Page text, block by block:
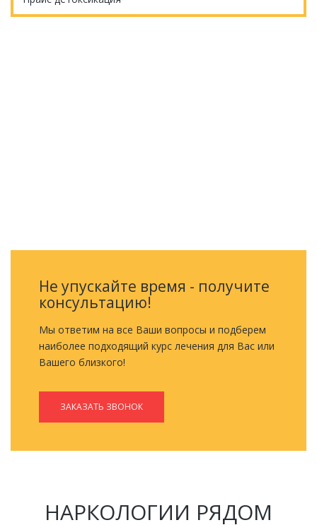
Не упускайте время - получите
консультацию!
Мы ответим на все Ваши вопросы и подберем
наиболее подходящий курс лечения для Вас или
Вашего близкого!
ЗАКАЗАТЬ ЗВОНОК
НАРКОЛОГИИ РЯДОМ